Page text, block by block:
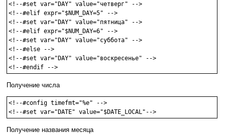
<!--#set var="DAY" value="четверг" -->
<!--#elif expr="$NUM_DAY=5" -->
<!--#set var="DAY" value="пятница" -->
<!--#elif expr="$NUM_DAY=6" -->
<!--#set var="DAY" value="суббота" -->
<!--#else -->
<!--#set var="DAY" value="воскресенье" -->
<!--#endif -->
Получение числа
<!--#config timefmt="%e" -->
<!--#set var="DATE" value="$DATE_LOCAL"-->
Получение названия месяца